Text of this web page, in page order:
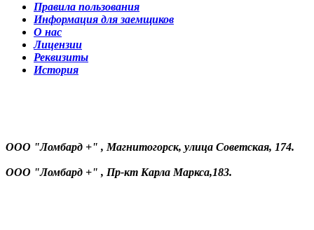
Правила пользования
Информация для заемщиков
О нас
Лицензии
Реквизиты
История
ООО "Ломбард +" , Магнитогорск, улица Советская, 174.
ООО "Ломбард +" , Пр-кт Карла Маркса,183.